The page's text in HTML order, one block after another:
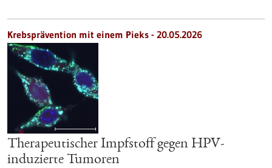
Krebsprävention mit einem Pieks - 20.05.2026
Therapeutischer Impfstoff gegen HPV-
induzierte Tumoren